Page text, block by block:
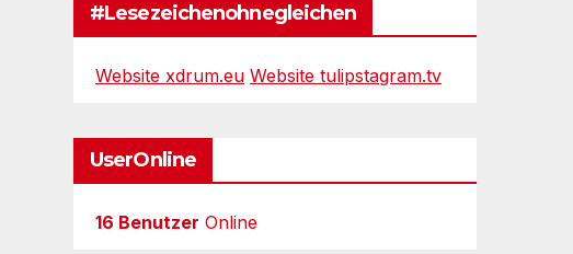
#Lesezeichenohnegleichen
Website xdrum.eu Website tulipstagram.tv
UserOnline
16 Benutzer Online